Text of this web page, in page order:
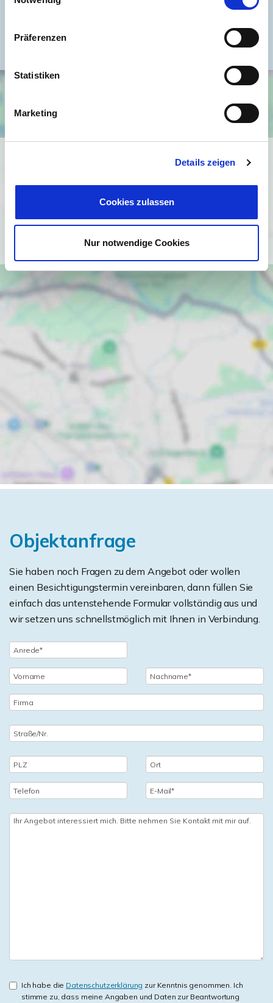
Präferenzen
Statistiken
Marketing
Details zeigen
Cookies zulassen
Nur notwendige Cookies
Energieausweis Werteklasse
Datenschutzbedingungen von Google
https://policies.google.com/privacy
Objektanfrage
Sie haben noch Fragen zu dem Angebot oder wollen
einen Besichtigungstermin vereinbaren, dann füllen Sie
einfach das untenstehende Formular vollständig aus und
wir setzen uns schnellstmöglich mit Ihnen in Verbindung.
Ich habe die Datenschutzerklärung zur Kenntnis genommen. Ich
stimme zu, dass meine Angaben und Daten zur Beantwortung